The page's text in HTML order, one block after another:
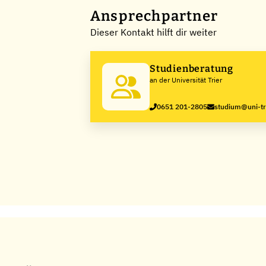
Ansprechpartner
Dieser Kontakt hilft dir weiter
Studienberatung
an der Universität Trier
0651 201-2805 studium@uni-